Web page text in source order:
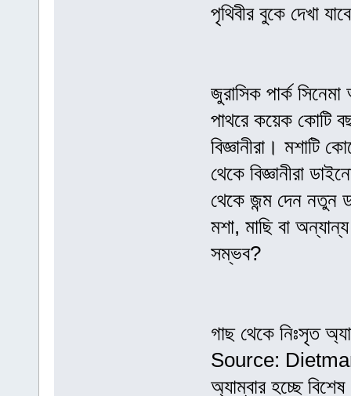
পৃথিবীর বুকে দেখা
জুরাসিক পার্ক
পাথরে কয়েক কোটি
বিজ্ঞানীরা।
থেকে বিজ্ঞানীরা
থেকে জন্ম দেন নতুন
মশা, মাছি বা
সম্ভব?
গাছ থেকে নিঃসৃত
Source:
অ্যাম্বার হচ্ছে